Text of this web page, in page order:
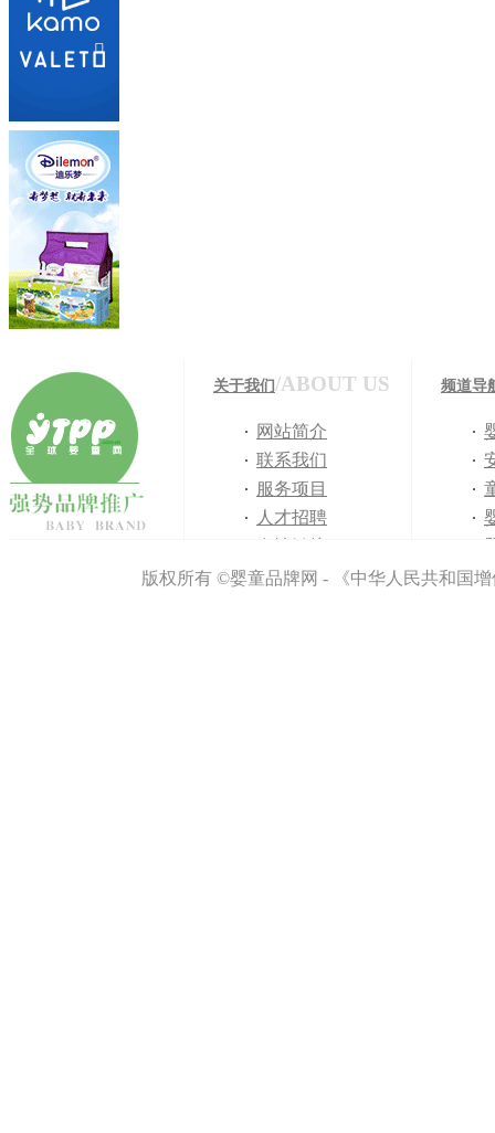
关于我们/ABOUT US
网站简介
联系我们
服务项目
人才招聘
免责声明
频道导
版权所有 ©婴童品牌网 - 《中华人民共和国